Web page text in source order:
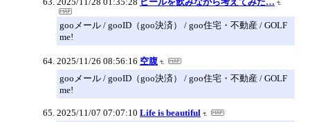
gooメール / gooID（goo決済） / goo住宅・不動産 / GOLF
me!
2025/11/26 08:56:16 空腹
gooメール / gooID（goo決済） / goo住宅・不動産 / GOLF
me!
2025/11/07 07:07:10 Life is beautiful